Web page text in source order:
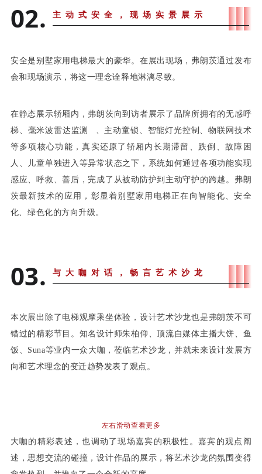
02. 主动式安全，现场实景展示
安全是别墅家用电梯最大的豪华。在展出现场，弗朗茨通过发布
会和现场演示，将这一理念诠释地淋漓尽致。
在静态展示轿厢内，弗朗茨向到访者展示了品牌所拥有的无感呼
梯、 毫米波雷达监测
、主动童锁、智能灯光控制、物联网技术
等多项核心功能，真实还原了轿厢内长期滞留、跌倒、故障困
人、儿童单独进入等异常状态之下，系统如何通过各项功能实现
感应、呼救、善后，完成了从被动防护到主动守护的跨越。弗朗
茨最新技术的应用，彰显着别墅家用电梯正在向智能化、安全
化、绿色化的方向升级。
03. 与大咖对话，畅言艺术沙龙
本次展出除了电梯观摩乘坐体验，设计艺术沙龙也是弗朗茨不可
错过的精彩节目。知名设计师朱柏仰、顶流自媒体主播大饼、鱼
饭、Suna等业内一众大咖，莅临艺术沙龙，并就未来设计发展方
向和艺术理念的变迁趋势发表了观点。
左右滑动查看更多
大咖的精彩表述，也调动了现场嘉宾的积极性。嘉宾的观点阐
述，思想交流的碰撞，设计作品的展示，将艺术沙龙的氛围变得